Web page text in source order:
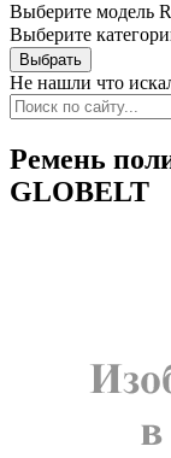
Выберите модель
Выберите
Не нашли что
Ремень
GLOBELT